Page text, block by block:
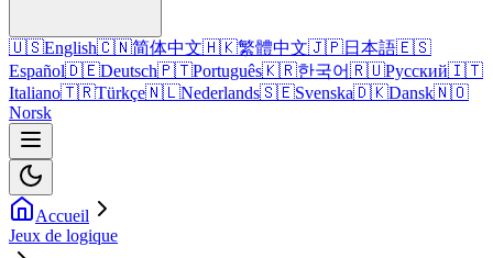
🇺🇸English🇨🇳简体中文🇭🇰繁體中文🇯🇵日本語🇪🇸
Español🇩🇪Deutsch🇵🇹Português🇰🇷한국어🇷🇺Русский🇮🇹
Italiano🇹🇷Türkçe🇳🇱Nederlands🇸🇪Svenska🇩🇰Dansk🇳🇴
Norsk
Accueil
Jeux de logique